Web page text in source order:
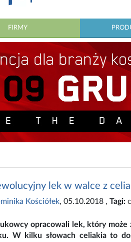
FIRMY
lek w walce z
Kościółek, 05.10.2018 , Tagi:
opracowali lek, który
W kilku słowach celiakia to